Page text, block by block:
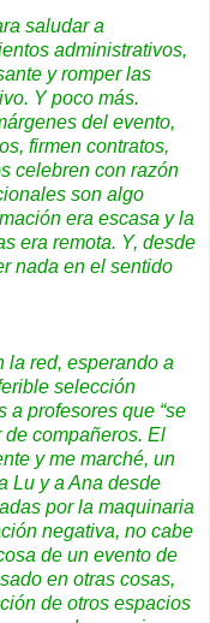
saludar a
administrativos,
y romper las
Y poco más.
del evento,
firmen contratos,
celebren con razón
son algo
era escasa y la
era remota. Y, desde
nada en el sentido
la red, esperando a
selección
a profesores que “se
de compañeros. El
y me marché, un
Lu y a Ana desde
por la maquinaria
negativa, no cabe
de un evento de
en otras cosas,
de otros espacios